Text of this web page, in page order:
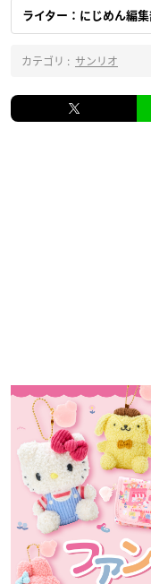
ライター：にじめん編
カテゴリ : サンリオ